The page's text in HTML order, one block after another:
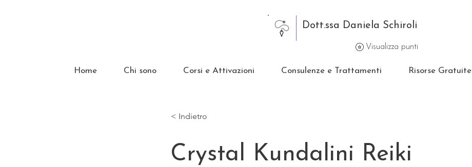
Dott.ssa Daniela Schiroli
Home Chi sono Corsi e Attivazioni Consulenze e Trattamenti Risorse Gratuite
Visualizza punti
< Indietro
Crystal Kundalini Reiki